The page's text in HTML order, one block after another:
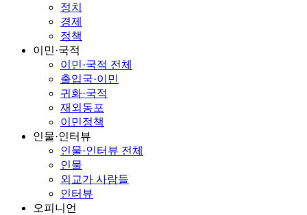
정치
경제
정책
이민·국적
이민·국적 전체
출입국·이민
귀화·국적
재외동포
이민정책
인물·인터뷰
인물·인터뷰 전체
인물
외교가 사람들
인터뷰
오피니언